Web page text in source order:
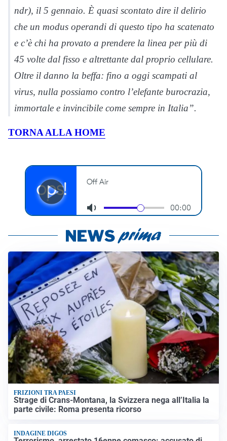
ndr), il 5 gennaio. È quasi scontato dire il delirio
che un modus operandi di questo tipo ha scatenato
e c’è chi ha provato a prendere la linea per più di
45 volte dal fisso e altrettante dal proprio cellulare.
Oltre il danno la beffa: fino a oggi scampati al
virus, nulla possiamo contro l’elefante burocrazia,
immortale e invincibile come sempre in Italia”.
TORNA ALLA HOME
FRIZIONI TRA PAESI
Strage di Crans-Montana, la Svizzera nega all’Italia la
parte civile: Roma presenta ricorso
INDAGINE DIGOS